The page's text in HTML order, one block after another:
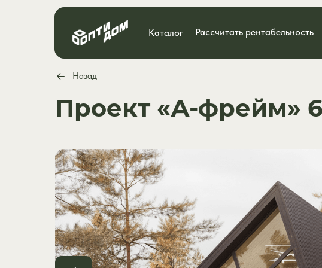
Каталог Рассчитать рентабельность
Назад
Проект «А-фрейм»